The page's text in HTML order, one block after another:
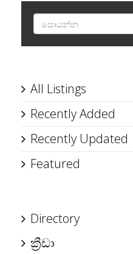
All Listings
Recently Added
Recently Updated
Featured
Directory
ක්‍රීඩා